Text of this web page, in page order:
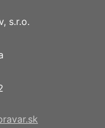
s.r.o.